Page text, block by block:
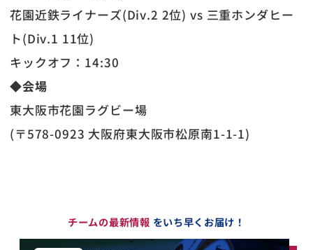
花園近鉄ライナーズ(Div.2 2位) vs 三重ホンダヒー
ト(Div.1 11位)
キックオフ：14:30
◆会場
東大阪市花園ラグビー場
(〒578-0923 大阪府東大阪市松原南1-1-1)
チームの最新情報 をいち早くお届け！